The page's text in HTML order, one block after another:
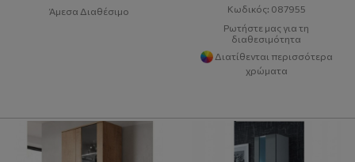
Άμεσα Διαθέσιμο
Κωδικός: 087955
Ρωτήστε μας για τη
διαθεσιμότητα
Διατίθενται περισσότερα
χρώματα